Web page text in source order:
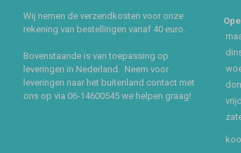
Wij nemen de verzendkosten voor onze
rekening van bestellingen vanaf 40 euro.
Bovenstaande is van toepassing op
leveringen in Nederland. Neem voor
leveringen naar het buitenland contact met
ons op via 06-14600545 we helpen graag!